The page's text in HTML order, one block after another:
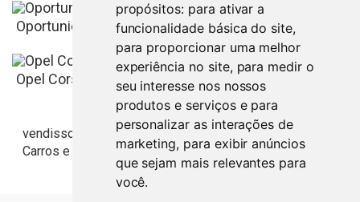
propósitos: para ativar a
funcionalidade básica do site,
para proporcionar uma melhor
experiência no site, para medir o
seu interesse nos nossos
produtos e serviços e para
personalizar as interações de
marketing, para exibir anúncios
que sejam mais relevantes para
você.
Leiria 27.500
Oportunidade Ford Focus
Leiria
Opel Corsa 1.2 S 1992
vendisso.pt Resultados
Veículos
Carros e Autocaravanas
Citroen Berlingo